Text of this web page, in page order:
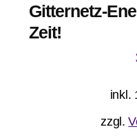
Gitternetz-
Zeit!
inkl.
zzgl.